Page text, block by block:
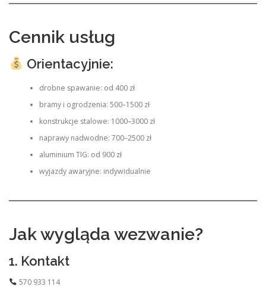
Cennik usług
Orientacyjnie:
drobne spawanie: od 400 zł
bramy i ogrodzenia: 500–1500 zł
konstrukcje stalowe: 1000–3000 zł
naprawy nadwodne: 700–2500 zł
aluminium TIG: od 900 zł
wyjazdy awaryjne: indywidualnie
Jak wygląda wezwanie?
1. Kontakt
570 933 114